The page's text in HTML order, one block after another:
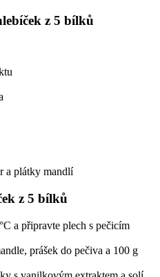
z 5 bílků
a plátky mandlí
z 5 bílků
a připravte plech s pečicím
prášek do pečiva a 100 g